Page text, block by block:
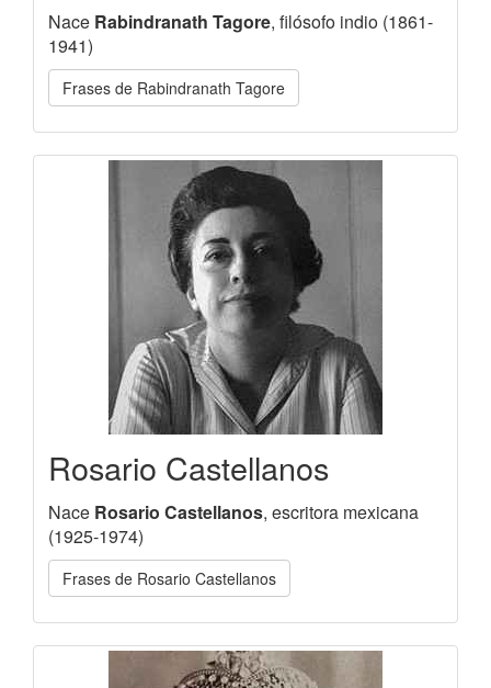
Nace Rabindranath Tagore, filósofo indio (1861-
1941)
Frases de Rabindranath Tagore
Rosario Castellanos
Nace Rosario Castellanos, escritora mexicana
(1925-1974)
Frases de Rosario Castellanos